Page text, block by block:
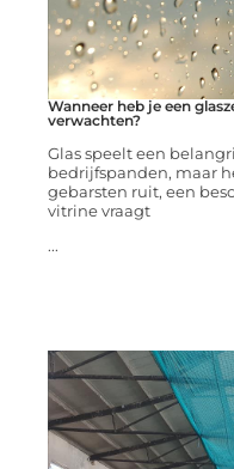
Wanneer heb je een
verwachten?
Glas speelt een
bedrijfspanden, maar
gebarsten ruit, een
vitrine vraagt
...